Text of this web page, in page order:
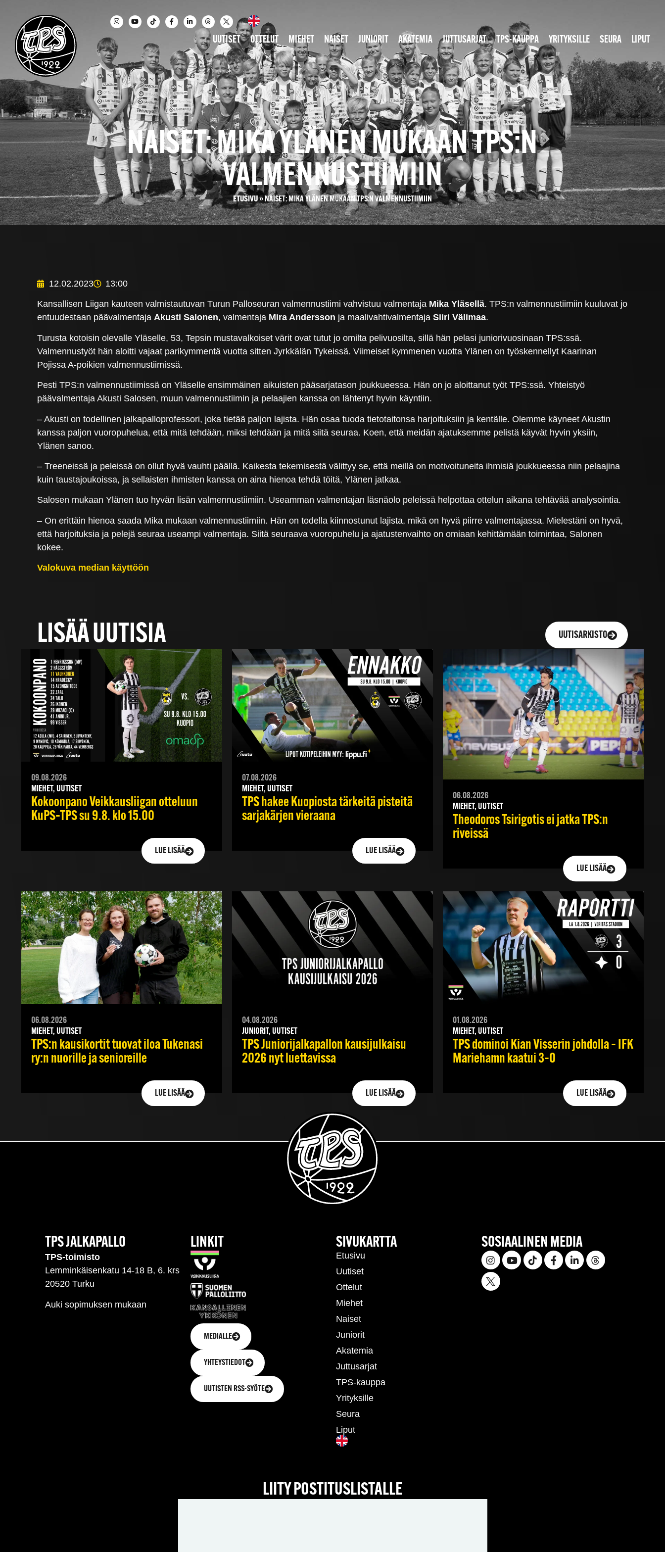
UUTISET OTTELUT MIEHET NAISET JUNIORIT AKATEMIA JUTTUSARJAT TPS-KAUPPA YRITYKSILLE SEURA LIPUT
NAISET: MIKA YLÄNEN MUKAAN TPS:N
VALMENNUSTIIMIIN
ETUSIVU» NAISET: MIKA YLÄNEN MUKAAN TPS:N VALMENNUSTIIMIIN
12.02.2023 13:00
Kansallisen Liigan kauteen valmistautuvan Turun Palloseuran valmennustiimi vahvistuu valmentaja Mika Yläsellä. TPS:n valmennustiimiin kuuluvat jo
entuudestaan päävalmentajaAkusti Salonen, valmentaja Mira Andersson ja maalivahtivalmentajaSiiri Välimaa.
Turusta kotoisin olevalle Yläselle, 53, Tepsin mustavalkoiset värit ovat tutut jo omilta pelivuosilta, sillä hän pelasi juniorivuosinaan TPS:ssä.
Valmennustyöt hän aloitti vajaat parikymmentä vuotta sitten Jyrkkälän Tykeissä. Viimeiset kymmenen vuotta Ylänen on työskennellyt Kaarinan
Pojissa A-poikien valmennustiimissä.
Pesti TPS:n valmennustiimissä on Yläselle ensimmäinen aikuisten pääsarjatason joukkueessa. Hän on jo aloittanut työt TPS:ssä. Yhteistyö
päävalmentaja Akusti Salosen, muun valmennustiimin ja pelaajien kanssa on lähtenyt hyvin käyntiin.
– Akusti on todellinen jalkapalloprofessori, joka tietää paljon lajista. Hän osaa tuoda tietotaitonsa harjoituksiin ja kentälle. Olemme käyneet Akustin
kanssa paljon vuoropuhelua, että mitä tehdään, miksi tehdään ja mitä siitä seuraa. Koen, että meidän ajatuksemme pelistä käyvät hyvin yksiin,
Ylänen sanoo.
– Treeneissä ja peleissä on ollut hyvä vauhti päällä. Kaikesta tekemisestä välittyy se, että meillä on motivoituneita ihmisiä joukkueessa niin pelaajina
kuin taustajoukoissa, ja sellaisten ihmisten kanssa on aina hienoa tehdä töitä, Ylänen jatkaa.
Salosen mukaan Ylänen tuo hyvän lisän valmennustiimiin. Useamman valmentajan läsnäolo peleissä helpottaa ottelun aikana tehtävää analysointia.
– On erittäin hienoa saada Mika mukaan valmennustiimiin. Hän on todella kiinnostunut lajista, mikä on hyvä piirre valmentajassa. Mielestäni on hyvä,
että harjoituksia ja pelejä seuraa useampi valmentaja. Siitä seuraava vuoropuhelu ja ajatustenvaihto on omiaan kehittämään toimintaa, Salonen
kokee.
Valokuva median käyttöön
LISÄÄ UUTISIA UUTISARKISTO
09.08.2026
MIEHET, UUTISET
Kokoonpano Veikkausliigan otteluun
KuPS–TPS su 9.8. klo 15.00
LUE LISÄÄ
07.08.2026
MIEHET, UUTISET
TPS hakee Kuopiosta tärkeitä pisteitä
sarjakärjen vieraana
LUE LISÄÄ
06.08.2026
MIEHET, UUTISET
Theodoros Tsirigotis ei jatka TPS:n
riveissä
LUE LISÄÄ
06.08.2026
MIEHET, UUTISET
TPS:n kausikortit tuovat iloa Tukenasi
ry:n nuorille ja senioreille
LUE LISÄÄ
04.08.2026
JUNIORIT, UUTISET
TPS Juniorijalkapallon kausijulkaisu
2026 nyt luettavissa
LUE LISÄÄ
01.08.2026
MIEHET, UUTISET
TPS dominoi Kian Visserin johdolla – IFK
Mariehamn kaatui 3–0
LUE LISÄÄ
TPS JALKAPALLO
TPS-toimisto
Lemminkäisenkatu 14-18 B, 6. krs
20520 Turku
Auki sopimuksen mukaan
LINKIT
MEDIALLE
YHTEYSTIEDOT
UUTISTEN RSS-SYÖTE
SIVUKARTTA
Etusivu
Uutiset
Ottelut
Miehet
Naiset
Juniorit
Akatemia
Juttusarjat
TPS-kauppa
Yrityksille
Seura
Liput
SOSIAALINEN MEDIA
LIITY POSTITUSLISTALLE